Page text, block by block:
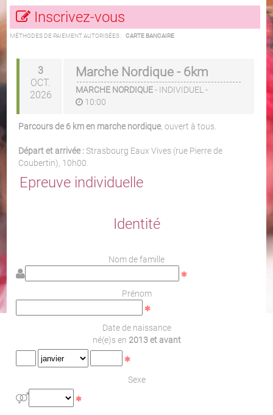
Inscrivez-vous
MÉTHODES DE PAIEMENT AUTORISÉES : CARTE BANCAIRE
3
OCT.
2026
Marche Nordique - 6km
MARCHE NORDIQUE - INDIVIDUEL -
10:00
Parcours de 6 km en marche nordique, ouvert à tous.
Départ et arrivée :Strasbourg Eaux Vives (rue Pierre de
Coubertin), 10h00.
Epreuve individuelle
Identité
Nom de famille
Prénom
Date de naissance
né(e)s en 2013 et avant
Sexe